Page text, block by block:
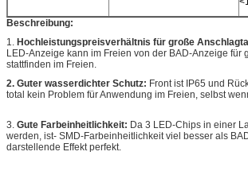
Beschreibung:
1. Hochleistungspreisverhältnis für große
LED-Anzeige kann im Freien von der BAD-Anzeige für
stattfinden im Freien.
2. Guter wasserdichter Schutz: Front ist IP65 und
total kein Problem für Anwendung im Freien, selbst
3. Gute Farbeinheitlichkeit: Da 3 LED-Chips in einer
werden, ist- SMD-Farbeinheitlichkeit viel besser als
darstellende Effekt perfekt.